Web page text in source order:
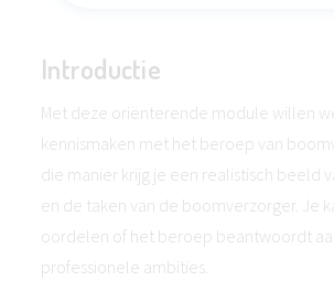
Introductie
Met deze oriënterende module willen
kennismaken met het beroep van
die manier krijg je een realistisch beeld
en de taken van de boomverzorger. Je
oordelen of het beroep beantwoordt
professionele ambities.